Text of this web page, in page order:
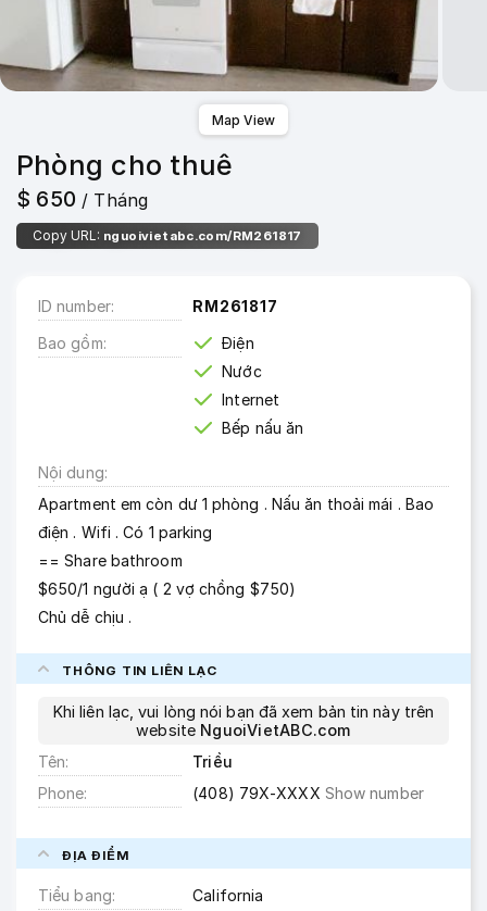
Map View
Phòng cho thuê
$ 650 / Tháng
Copy URL: nguoivietabc.com/RM261817
ID number
RM261817
Bao gồm
Điện
Nước
Internet
Bếp nấu ăn
Nội dung
Apartment em còn dư 1 phòng . Nấu ăn thoải mái . Bao
điện . Wifi . Có 1 parking
== Share bathroom
$650/1 người ạ ( 2 vợ chồng $750)
Chủ dễ chịu .
THÔNG TIN LIÊN LẠC
Khi liên lạc, vui lòng nói bạn đã xem bản tin này trên
website NguoiVietABC.com
Tên
Triều
Phone
(408) 79X-XXXX Show number
ĐỊA ĐIỂM
Tiểu bang
California